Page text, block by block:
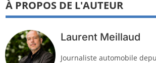
À PROPOS DE L'AUTEUR
Laurent Meillaud
Journaliste automobile